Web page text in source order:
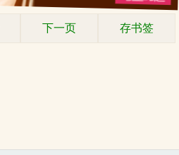
下一页 存书签